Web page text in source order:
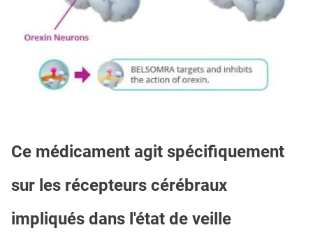
Ce médicament agit spécifiquement
sur les récepteurs cérébraux
impliqués dans l'état de veille